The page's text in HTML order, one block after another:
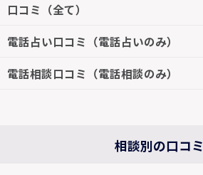
口コミ（全て）
電話占い口コミ（電話占いのみ）
電話相談口コミ（電話相談のみ）
相談別の口コミ